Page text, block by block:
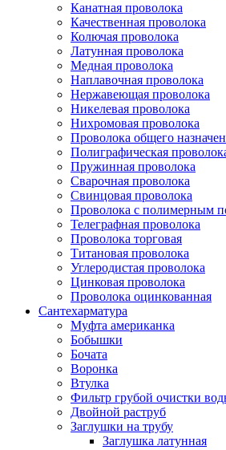
Канатная проволока
Качественная проволока
Колючая проволока
Латунная проволока
Медная проволока
Наплавочная проволока
Нержавеющая проволока
Никелевая проволока
Нихромовая проволока
Проволока общего
Полиграфическая
Пружинная проволока
Сварочная проволока
Свинцовая проволока
Проволока с полимерным
Телеграфная проволока
Проволока торговая
Титановая проволока
Углеродистая проволока
Цинковая проволока
Проволока оцинкованная
Сантехарматура
Муфта американка
Бобышки
Бочата
Воронка
Втулка
Фильтр грубой очистки
Двойной раструб
Заглушки на трубу
Заглушка латунная